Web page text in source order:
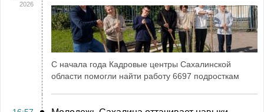
2026
С начала года Кадровые центры Сахалинской
области помогли найти работу 6697 подросткам